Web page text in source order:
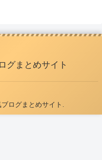
グまとめサイト
ログまとめサイト.